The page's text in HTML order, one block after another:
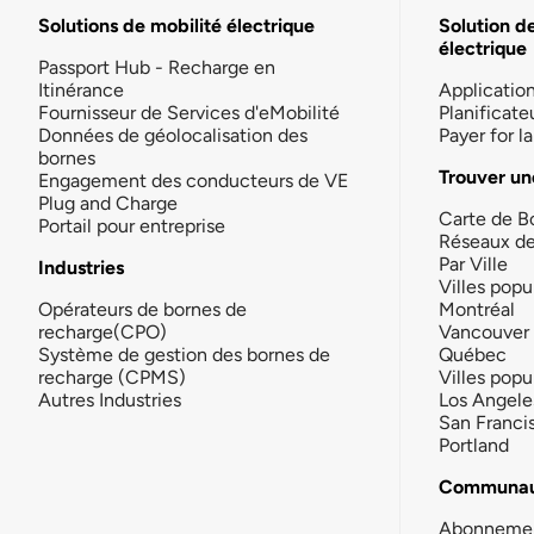
Solutions de mobilité électrique
Passport Hub - Recharge en
Itinérance
Fournisseur de Services d'eMobilité
Données de géolocalisation des
bornes
Engagement des conducteurs de VE
Plug and Charge
Portail pour entreprise
Industries
Opérateurs de bornes de
recharge(CPO)
Système de gestion des bornes de
recharge (CPMS)
Autres Industries
Solution
électrique
Payer for
Trouver
Carte de
Réseaux
Par Ville
Villes
Montréal
Vancouver
Québec
Villes
Los
San
Portland